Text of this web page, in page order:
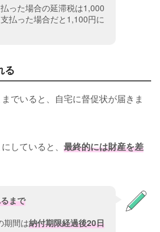
った場合の延滞税は1,000
払った場合だと1,100円に
る
でいると、自宅に督促状が届きま
していると、 最終的には財産を差
まで
期間は納付期限経過後20日